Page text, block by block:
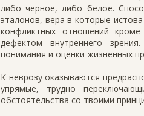
либо черное, либо белое.
эталонов, вера в которые
конфликтных отношений
дефектом внутреннего
понимания и оценки жизненных
К неврозу оказываются
упрямые, трудно
обстоятельства со твоими